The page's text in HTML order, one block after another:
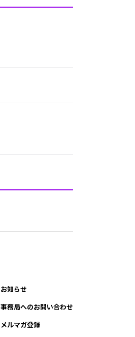
お知らせ
事務局へのお問い合わせ
メルマガ登録